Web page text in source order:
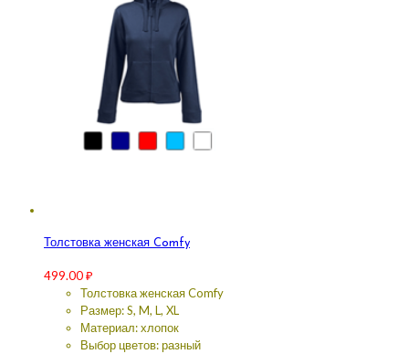
Толстовка женская Comfy
499.00₽
Толстовка женская Comfy
Размер: S, M, L, XL
Материал: хлопок
Выбор цветов: разный